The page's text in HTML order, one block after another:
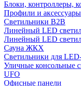
Блоки, контроллеры,
Профили и аксессуары
Светильники B2B
Линейный LED
Линейный LED
Сауна ЖКХ
Светильники для
Уличные консольные
UFO
Офисные панели